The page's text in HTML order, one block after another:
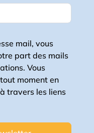
mail, vous
part des mails
Vous
moment en
travers les liens